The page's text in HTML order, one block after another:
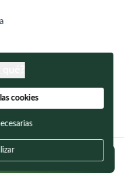
ofertas en tu zona
cookies